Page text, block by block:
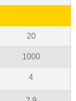
20
1000
4